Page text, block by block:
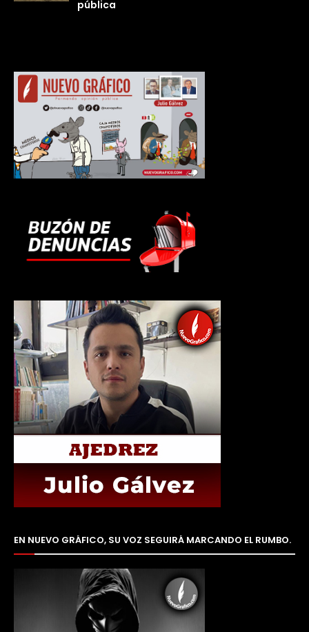
pública
EN NUEVO GRÁFICO, SU VOZ SEGUIRÁ MARCANDO EL RUMBO.